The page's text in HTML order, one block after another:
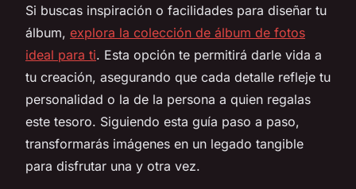
Si buscas inspiración o facilidades para diseñar tu
álbum, explora la colección de álbum de fotos
ideal para ti. Esta opción te permitirá darle vida a
tu creación, asegurando que cada detalle refleje tu
personalidad o la de la persona a quien regalas
este tesoro. Siguiendo esta guía paso a paso,
transformarás imágenes en un legado tangible
para disfrutar una y otra vez.